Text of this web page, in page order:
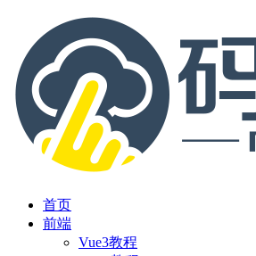
首页
前端
Vue3教程